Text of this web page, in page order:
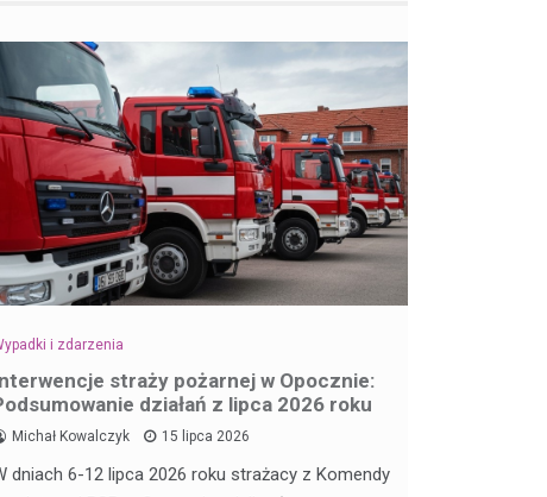
i zdarzenia
straży pożarnej w Opocznie:
działań z lipca 2026 roku
Michał Kowalczyk 15 lipca 2026
dniach 6-12 lipca 2026 roku strażacy z Komendy